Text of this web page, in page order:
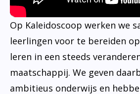
Op Kaleidoscoop werken we
leerlingen voor te bereiden
leren in een steeds
maatschappij. We geven
ambitieus onderwijs en